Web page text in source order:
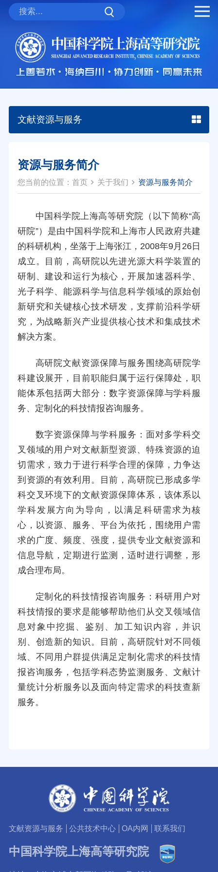
文献资源与服务
资源与服务简介
您当前的位置： 首页 关于我们 资源与服务简介
中国科学院上海高等研究院（以下简称“高
研院”）是由中国科学院和上海市人民政府共建
的科研机构，坐落于上海张江，2008年9月26日
成立。目前，高研院以先进光源大科学装置的
研制、建设和运行为核心，开展加速器科学、
光子科学、能源科学与信息科学领域的原始创
新研究和关键核心技术研发，支撑前沿科学研
究，为战略新兴产业提供核心技术和集成技术
解决方案。
高研院文献资源保障与服务围绕高研院学
科建设展开，目前职能归属于运行保障处，职
能体系包括两大部分：数字资源保障与学科服
务、定制化的科技情报咨询服务。
数字资源保障与学科服务：面对多学科交
叉领域的用户对文献新型资源、特殊资源的迫
切需求，致力于进行科学合理的保障，力争达
到资源的有效利用。目前，高研院已形成多学
科交叉环境下的文献资源保障体系，该体系以
学科发展方向为导向，以满足科研需求为核
心，以资源、服务、平台为依托，围绕用户需
求的广度、频度、强度，提供专业文献资源和
信息导航，定期进行监测，适时进行调整，形
成合理布局。
定制化的科技情报咨询服务：科研用户对
科技情报的要求是能够帮助他们从交叉领域信
息对象中挖掘、鉴别、加工知识内容，并识
别、创造新的知识。目前，高研院针对不同领
域、不同用户群提供满足定制化需求的科技情
报咨询服务，包括学科态势监测服务、文献计
量统计分析服务以及面向特定需求的科技查新
服务。
文献资源与服务 公共技术中心 OA内网 联系我们
中国科学院上海高等研究院